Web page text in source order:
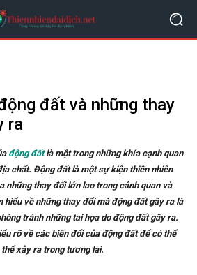
đất và những thay
ra
động đấtlà một trong những khía cạnh quan
chất. Động đất là một sự kiện thiên nhiên
những thay đổi lớn lao trong cảnh quan và
hiểu về những thay đổi mà động đất gây ra là
tránh những tai họa do động đất gây ra.
rõ về các biến đổi của động đất để có thể
xảy ra trong tương lai.